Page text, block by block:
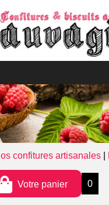
confitures artisanales
Votre panier
0